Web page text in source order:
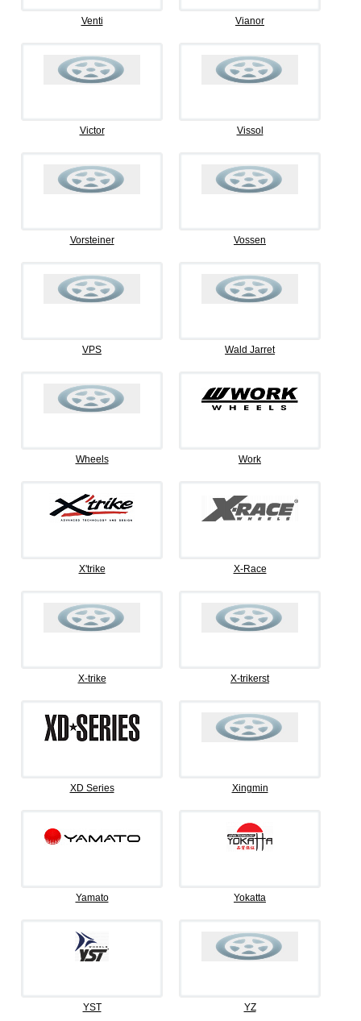
Venti Vianor
Victor Vissol
Vorsteiner Vossen
VPS Wald Jarret
Wheels Work
X'trike X-Race
X-trike X-trikerst
XD Series Xingmin
Yamato Yokatta
YST YZ